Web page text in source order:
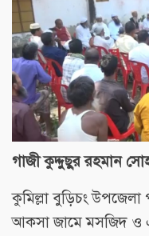
গাজী কুদ্দুছুর রহমান
কুমিল্লা বুড়িচং উপজেলা
আকসা জামে মসজিদ ও